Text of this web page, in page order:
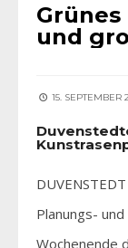
und
15. SEPTEMBER
Planungs-
Wochenende